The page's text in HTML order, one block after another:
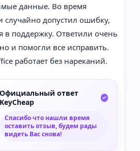
данные. Во время
случайно допустил ошибку,
в поддержку. Ответили очень
и помогли все исправить.
работает без нареканий.
Официальный ответ
KeyCheap
Спасибо что нашли время
оставить отзыв, будем рады
видеть Вас снова!